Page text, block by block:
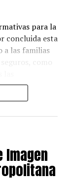
para la
concluida esta
a las familias
como
2025.
Imagen